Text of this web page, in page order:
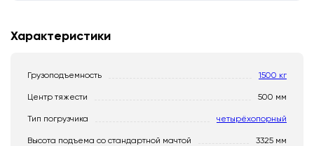
Характеристики
Грузоподъемность 1500 кг
Центр тяжести 500 мм
Тип погрузчика четырёхопорный
Высота подъема со стандартной мачтой 3325 мм